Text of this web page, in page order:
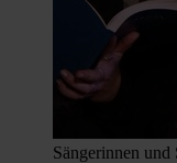
Sängerinnen und